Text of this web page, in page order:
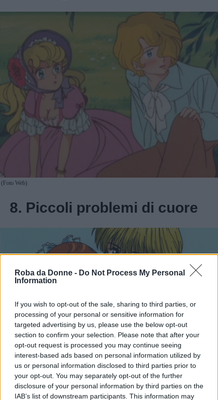
Roba da Donne - Do Not Process My Personal
Information
If you wish to opt-out of the sale, sharing to third parties, or
processing of your personal or sensitive information for
targeted advertising by us, please use the below opt-out
section to confirm your selection. Please note that after your
opt-out request is processed you may continue seeing
interest-based ads based on personal information utilized by
us or personal information disclosed to third parties prior to
your opt-out. You may separately opt-out of the further
disclosure of your personal information by third parties on the
IAB’s list of downstream participants. This information may
(Foto Web)
8. Piccoli problemi di cuore
(Foto Web)